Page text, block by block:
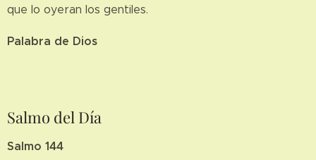
que lo oyeran los gentiles.
Palabra de Dios
Salmo del Día
Salmo 144